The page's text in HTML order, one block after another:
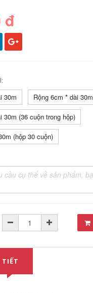
đ
30m
Rộng 6cm * dài 30m
30m (36 cuộn trong hộp)
(hộp 30 cuộn)